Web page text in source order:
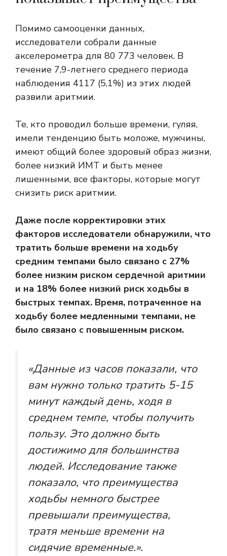
Помимо самооценки данных,
исследователи собрали данные
акселерометра для 80 773 человек. В
течение 7,9-летнего среднего периода
наблюдения 4117 (5,1%) из этих людей
развили аритмии.
Те, кто проводил больше времени, гуляя,
имели тенденцию быть моложе, мужчины,
имеют общий более здоровый образ жизни,
более низкий ИМТ и быть менее
лишенными, все факторы, которые могут
снизить риск аритмии.
Даже после корректировки этих
факторов исследователи обнаружили, что
тратить больше времени на ходьбу
средним темпами было связано с 27%
более низким риском сердечной аритмии
и на 18% более низкий риск ходьбы в
быстрых темпах. Время, потраченное на
ходьбу более медленными темпами, не
было связано с повышенным риском.
«Данные из часов показали, что
вам нужно только тратить 5-15
минут каждый день, ходя в
среднем темпе, чтобы получить
пользу. Это должно быть
достижимо для большинства
людей. Исследование также
показало, что преимущества
ходьбы немного быстрее
превышали преимущества,
тратя меньше времени на
сидячие временные.».